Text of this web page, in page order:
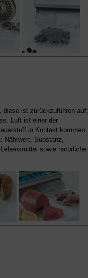
diese ist zurückzuführen auf:
Luft ist einer der
in Kontakt kommen
Substanz,
sowie natürliche